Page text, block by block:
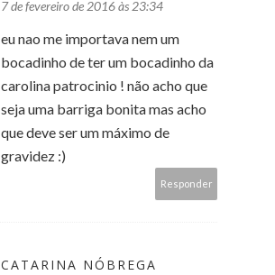
7 de fevereiro de 2016 às 23:34
eu nao me importava nem um
bocadinho de ter um bocadinho da
carolina patrocinio ! não acho que
seja uma barriga bonita mas acho
que deve ser um máximo de
gravidez :)
Responder
CATARINA NÓBREGA